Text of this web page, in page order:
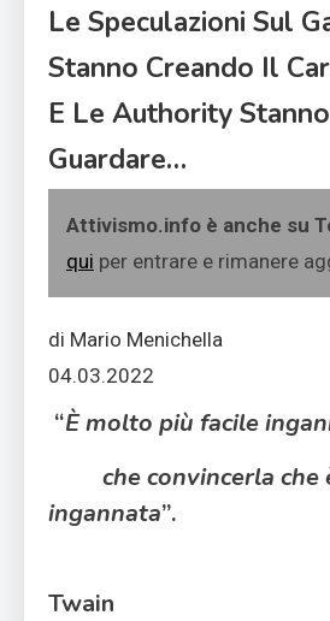
Le Speculazioni Sul
Stanno Creando Il
E Le Authority
Guardare…
Attivismo.info è anche su
qui per entrare e rimanere
di Mario Menichella
04.03.2022
“È molto più facile
che convincerla che
ingannata”.
Twain